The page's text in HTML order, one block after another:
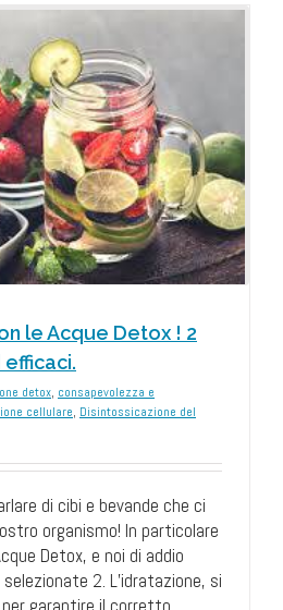
le Acque Detox ! 2
detox, consapevolezza e
cellulare, Disintossicazione del
di cibi e bevande che ci
organismo! In particolare
Detox, e noi di addio
2. L’idratazione, si
garantire il corretto